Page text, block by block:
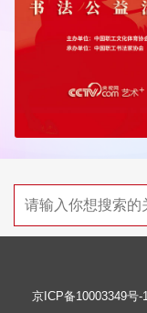
京ICP备10003349号-1